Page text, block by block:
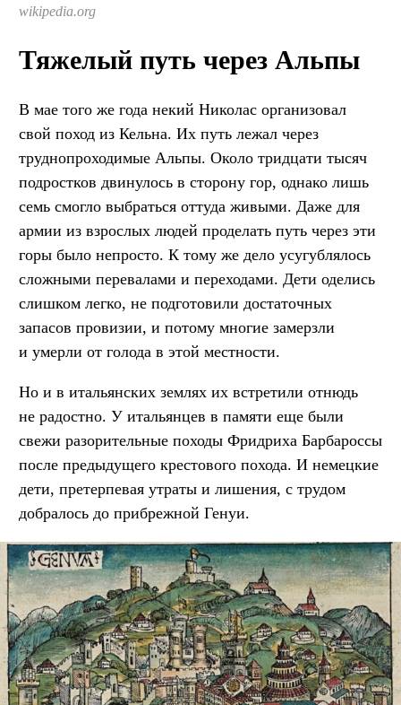
wikipedia.org
Тяжелый путь через Альпы
В мае того же года некий Николас организовал
свой поход из Кельна. Их путь лежал через
труднопроходимые Альпы. Около тридцати тысяч
подростков двинулось в сторону гор, однако лишь
семь смогло выбраться оттуда живыми. Даже для
армии из взрослых людей проделать путь через эти
горы было непросто. К тому же дело усугублялось
сложными перевалами и переходами. Дети оделись
слишком легко, не подготовили достаточных
запасов провизии, и потому многие замерзли
и умерли от голода в этой местности.
Но и в итальянских землях их встретили отнюдь
не радостно. У итальянцев в памяти еще были
свежи разорительные походы Фридриха Барбароссы
после предыдущего крестового похода. И немецкие
дети, претерпевая утраты и лишения, с трудом
добралось до прибрежной Генуи.